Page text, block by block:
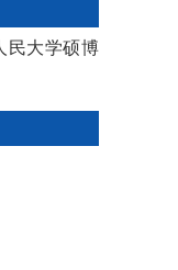
民大学硕博